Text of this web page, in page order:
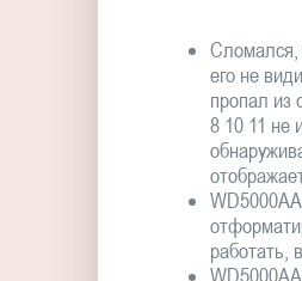
Сломался,
его не
пропал из
8 10 11 не
работать,